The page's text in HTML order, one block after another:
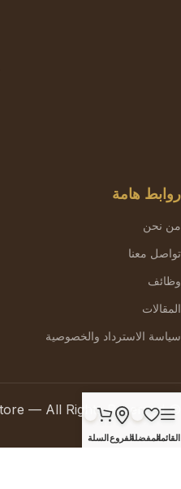
روابط هامة
من نحن
تواصل معنا
وظائف
المقالات
سياسة الاسترداد والخصوصية
© KALKASI Perfume Store — All Rights Reserved
القائمةالمفضلةالفروعالسلة